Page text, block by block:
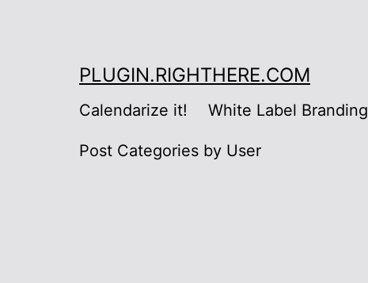
PLUGIN.RIGHTHERE.COM
Calendarize it! White Label Branding
Post Categories by User